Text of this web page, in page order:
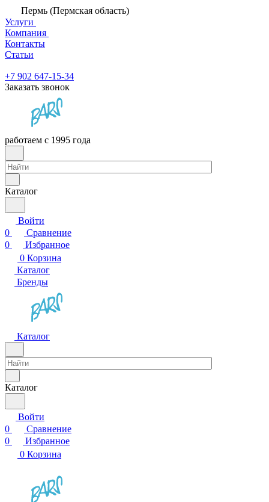
Пермь (Пермская область)
Услуги
Компания
Контакты
Статьи
+7 902 647-15-34
Заказать звонок
работаем с 1995 года
Каталог
Войти
0
Сравнение
0
Избранное
0 Корзина
Каталог
Бренды
Каталог
Каталог
Войти
0
Сравнение
0
Избранное
0 Корзина